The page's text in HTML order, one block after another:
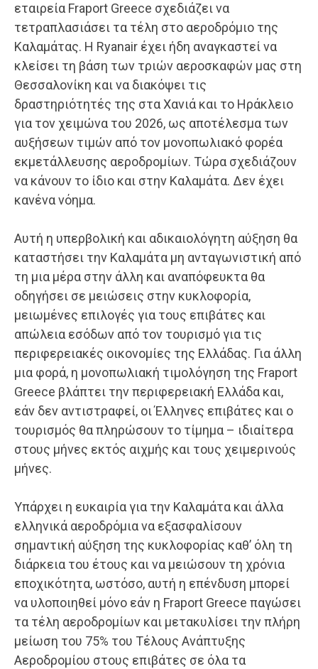
εταιρεία Fraport Greece σχεδιάζει να
τετραπλασιάσει τα τέλη στο αεροδρόμιο της
Καλαμάτας. Η Ryanair έχει ήδη αναγκαστεί να
κλείσει τη βάση των τριών αεροσκαφών μας στη
Θεσσαλονίκη και να διακόψει τις
δραστηριότητές της στα Χανιά και το Ηράκλειο
για τον χειμώνα του 2026, ως αποτέλεσμα των
αυξήσεων τιμών από τον μονοπωλιακό φορέα
εκμετάλλευσης αεροδρομίων. Τώρα σχεδιάζουν
να κάνουν το ίδιο και στην Καλαμάτα. Δεν έχει
κανένα νόημα.
Αυτή η υπερβολική και αδικαιολόγητη αύξηση θα
καταστήσει την Καλαμάτα μη ανταγωνιστική από
τη μια μέρα στην άλλη και αναπόφευκτα θα
οδηγήσει σε μειώσεις στην κυκλοφορία,
μειωμένες επιλογές για τους επιβάτες και
απώλεια εσόδων από τον τουρισμό για τις
περιφερειακές οικονομίες της Ελλάδας. Για άλλη
μια φορά, η μονοπωλιακή τιμολόγηση της Fraport
Greece βλάπτει την περιφερειακή Ελλάδα και,
εάν δεν αντιστραφεί, οι Έλληνες επιβάτες και ο
τουρισμός θα πληρώσουν το τίμημα – ιδιαίτερα
στους μήνες εκτός αιχμής και τους χειμερινούς
μήνες.
Υπάρχει η ευκαιρία για την Καλαμάτα και άλλα
ελληνικά αεροδρόμια να εξασφαλίσουν
σημαντική αύξηση της κυκλοφορίας καθ’ όλη τη
διάρκεια του έτους και να μειώσουν τη χρόνια
εποχικότητα, ωστόσο, αυτή η επένδυση μπορεί
να υλοποιηθεί μόνο εάν η Fraport Greece παγώσει
τα τέλη αεροδρομίων και μετακυλίσει την πλήρη
μείωση του 75% του Τέλους Ανάπτυξης
Αεροδρομίου στους επιβάτες σε όλα τα